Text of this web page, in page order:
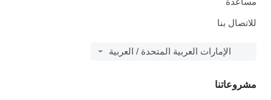
للاتصال بنا
الإمارات العربية المتحدة / العربية
مشروعاتنا